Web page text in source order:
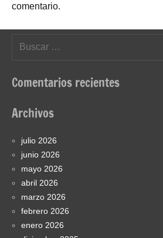
comentario.
Comentarios recientes
Archivos
julio 2026
junio 2026
mayo 2026
abril 2026
marzo 2026
febrero 2026
enero 2026